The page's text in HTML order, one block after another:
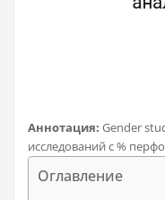
Аннотация: Gender
исследований с %
Оглавление